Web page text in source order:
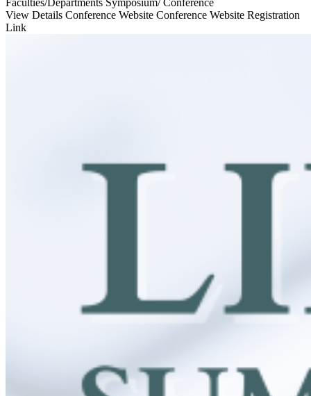
View Details Conference Website Conference Website Registration
Link